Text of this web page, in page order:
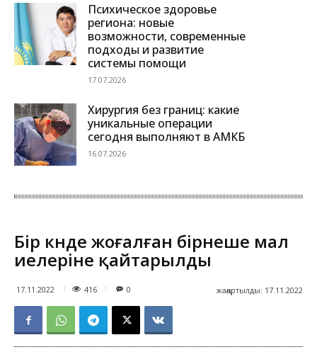
Психическое здоровье
региона: новые
возможности, современные
подходы и развитие
системы помощи
17.07.2026
Хирургия без границ: какие
уникальные операции
сегодня выполняют в АМКБ
16.07.2026